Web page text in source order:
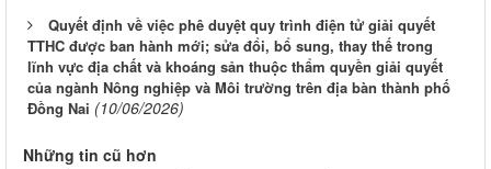
Quyết định về việc phê duyệt quy trình điện tử giải quyết
TTHC được ban hành mới; sửa đổi, bổ sung, thay thế trong
lĩnh vực địa chất và khoáng sản thuộc thẩm quyền giải quyết
của ngành Nông nghiệp và Môi trường trên địa bàn thành phố
Đồng Nai (10/06/2026)
Những tin cũ hơn